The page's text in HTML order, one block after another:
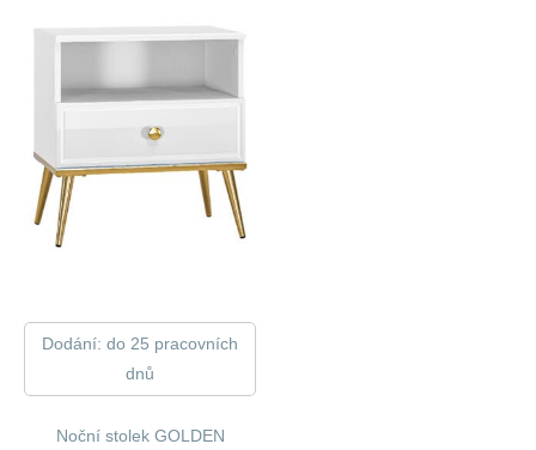
Dodání: do 25 pracovních
dnů
Noční stolek GOLDEN